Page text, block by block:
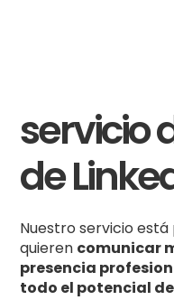
servicio
de
Nuestro servicio
quieren comunicar
presencia
todo el potencial